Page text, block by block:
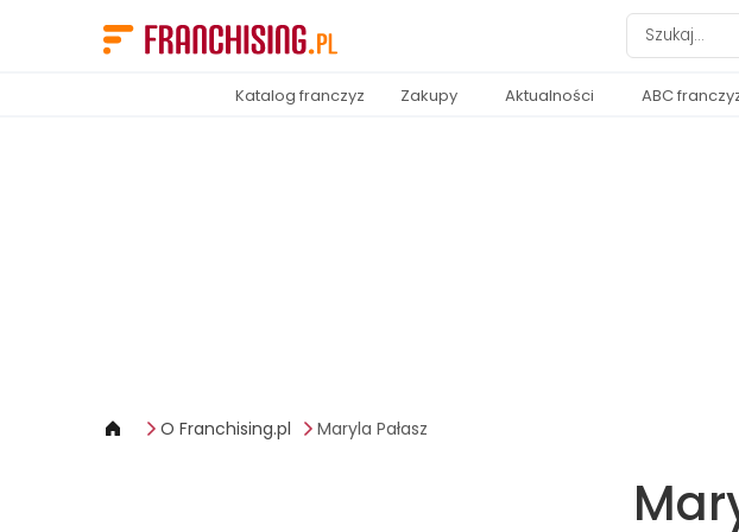
Katalog franczyz Zakupy Aktualności ABC
O Franchising.pl Maryla Pałasz